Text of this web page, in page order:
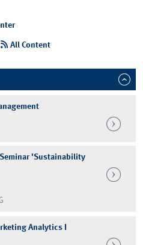
All Content
'Sustainability
Analytics I